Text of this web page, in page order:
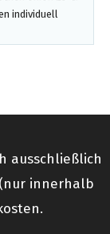
individuell
ausschließlich
innerhalb